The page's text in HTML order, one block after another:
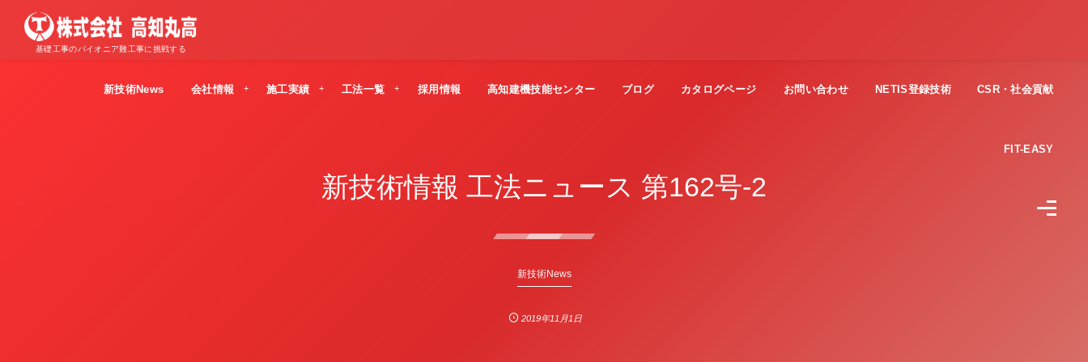
基礎工事のパイオニア難工事に挑戦する
新技術News 会社情報 施工実績 工法一覧 採用情報 高知建機技能センター ブログ カタログページ お問い合わせ NETIS登録技術 CSR・社会貢献
FIT-EASY
新技術情報 工法ニュース 第162号-2
新技術News
2019年11月1日